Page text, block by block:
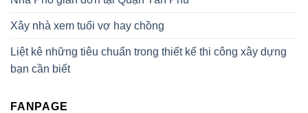
Xây nhà xem tuổi vợ hay chồng
Liệt kê những tiêu chuẩn trong thiết kế thi công xây dựng
bạn cần biết
FANPAGE